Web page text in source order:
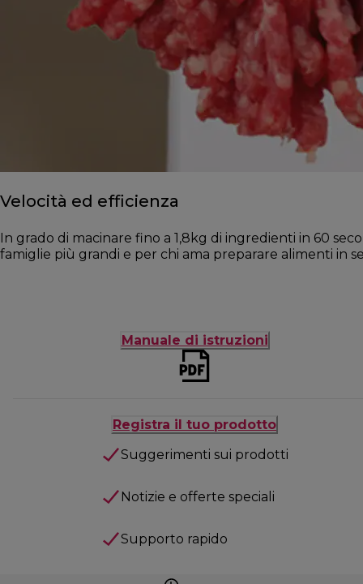
Velocità ed efficienza
In grado di macinare fino a 1,8kg di ingredienti in 60
famiglie più grandi e per chi ama preparare alimenti in
Manuale di istruzioni
Registra il tuo prodotto
Suggerimenti sui prodotti
Notizie e offerte speciali
Supporto rapido